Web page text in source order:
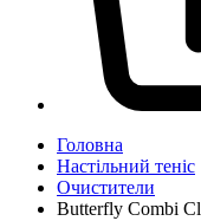
Головна
Настільний теніс
Очистители
Butterfly Combi